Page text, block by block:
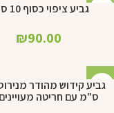
גביע ציפוי כסוף 10 ס"מ
₪90.00
ס"מ עם חריטה